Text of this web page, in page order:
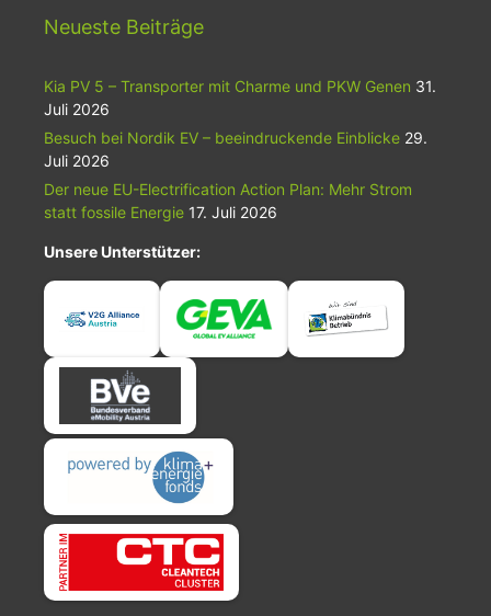
Neueste Beiträge
Kia PV 5 – Transporter mit Charme und PKW Genen 31.
Juli 2026
Besuch bei Nordik EV – beeindruckende Einblicke 29.
Juli 2026
Der neue EU-Electrification Action Plan: Mehr Strom
statt fossile Energie 17. Juli 2026
Unsere Unterstützer: